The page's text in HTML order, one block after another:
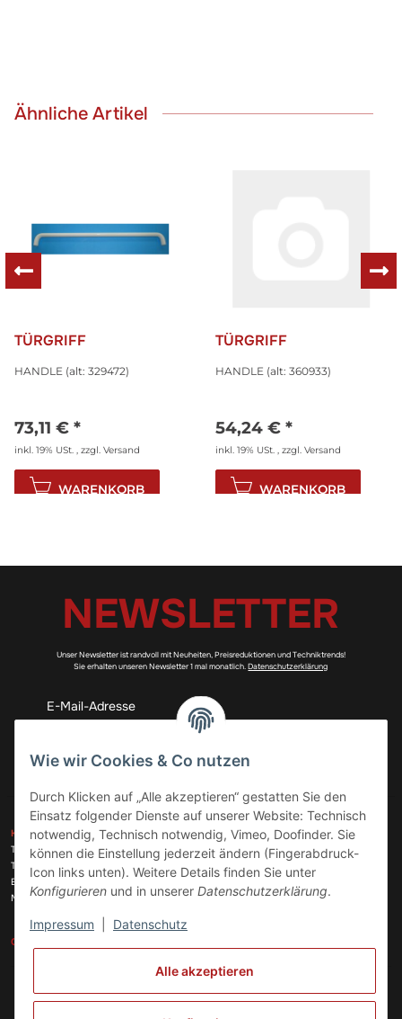
Ähnliche Artikel
TÜRGRIFF
HANDLE (alt: 329472)
73,11 € *
inkl. 19% USt. , zzgl. Versand
WARENKORB
TÜRGRIFF
HANDLE (alt: 360933)
54,24 € *
inkl. 19% USt. , zzgl. Versand
WARENKORB
NEWSLETTER
Unser Newsletter ist randvoll mit Neuheiten, Preisreduktionen und Techniktrends!
Sie erhalten unseren Newsletter 1 mal monatlich.Datenschutzerklärung
Abonnieren
KONTAKT
Telefon:+49 (0)6074 816 08 0
Telefax:
+49 (0)6074 215 08 60
E-Mail:
info@meinhausgeraetedoc.de
Max Planck Str. 6 c, 63322 Rödermark
GESETZLICHE INFORMATIONEN
ZAHLUNGSARTEN
VERSANDARTEN
Vertrag widerrufen
Wie wir Cookies & Co nutzen
Durch Klicken auf „Alle akzeptieren“ gestatten Sie den
Einsatz folgender Dienste auf unserer Website: Technisch
notwendig, Technisch notwendig, Vimeo, Doofinder. Sie
können die Einstellung jederzeit ändern (Fingerabdruck-
Icon links unten). Weitere Details finden Sie unter
Konfigurieren und in unserer Datenschutzerklärung.
Impressum Datenschutz
Alle akzeptieren